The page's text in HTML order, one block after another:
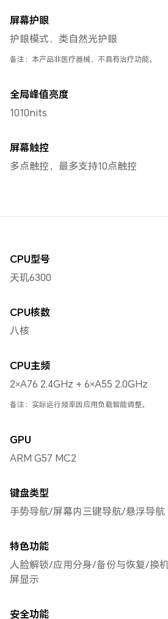
屏幕护眼
护眼模式、类自然光护眼
备注：本产品非医疗器械，不具有治疗功能。
全局峰值亮度
1010nits
屏幕触控
多点触控，最多支持10点触控
CPU型号
天玑6300
CPU核数
八核
CPU主频
2×A76 2.4GHz + 6×A55 2.0GHz
备注：实际运行频率因应用负载智能调整。
GPU
ARM G57 MC2
键盘类型
手势导航/屏幕内三键导航/悬浮导航
特色功能
人脸解锁/应用分身/备份与恢复/换
屏显示
安全功能